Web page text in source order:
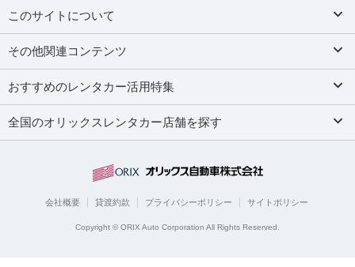
このサイトについて
その他関連コンテンツ
おすすめのレンタカー活用特集
全国のオリックスレンタカー店舗を探す
会社概要 貸渡約款 プライバシーポリシー サイトポリシー
Copyright © ORIX Auto Corporation All Rights Reserved.